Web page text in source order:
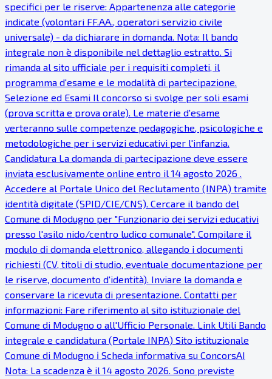
specifici per le riserve: Appartenenza alle categorie
indicate (volontari FF.AA., operatori servizio civile
universale) - da dichiarare in domanda. Nota: Il bando
integrale non è disponibile nel dettaglio estratto. Si
rimanda al sito ufficiale per i requisiti completi, il
programma d'esame e le modalità di partecipazione.
Selezione ed Esami Il concorso si svolge per soli esami
(prova scritta e prova orale). Le materie d'esame
verteranno sulle competenze pedagogiche, psicologiche e
metodologiche per i servizi educativi per l'infanzia.
Candidatura La domanda di partecipazione deve essere
inviata esclusivamente online entro il 14 agosto 2026 .
Accedere al Portale Unico del Reclutamento (INPA) tramite
identità digitale (SPID/CIE/CNS). Cercare il bando del
Comune di Modugno per "Funzionario dei servizi educativi
presso l'asilo nido/centro ludico comunale". Compilare il
modulo di domanda elettronico, allegando i documenti
richiesti (CV, titoli di studio, eventuale documentazione per
le riserve, documento d'identità). Inviare la domanda e
conservare la ricevuta di presentazione. Contatti per
informazioni: Fare riferimento al sito istituzionale del
Comune di Modugno o all'Ufficio Personale. Link Utili Bando
integrale e candidatura (Portale INPA) Sito istituzionale
Comune di Modugno ℹ Scheda informativa su ConcorsAI
Nota: La scadenza è il 14 agosto 2026. Sono previste